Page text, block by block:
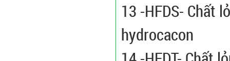
13 -HFDS- Chất
hydrocacon